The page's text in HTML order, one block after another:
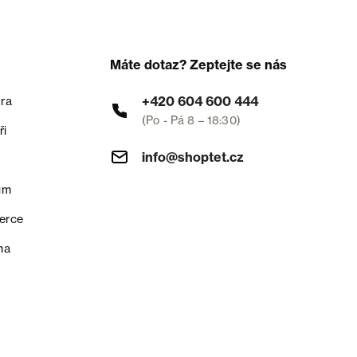
Máte dotaz? Zeptejte se nás
+420 604 600 444
(Po - Pá 8 – 18:30)
info@shoptet.cz